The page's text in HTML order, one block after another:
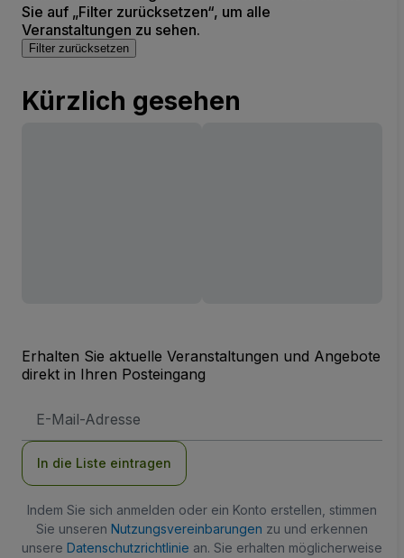
Sie auf „Filter zurücksetzen“, um alle
Veranstaltungen zu sehen.
Filter zurücksetzen
Kürzlich gesehen
Erhalten Sie aktuelle Veranstaltungen und Angebote
direkt in Ihren Posteingang
Mail-
In die Liste eintragen
Indem Sie sich anmelden oder ein Konto erstellen, stimmen
Sie unseren Nutzungsvereinbarungen zu und erkennen
unsere Datenschutzrichtlinie an. Sie erhalten möglicherweise